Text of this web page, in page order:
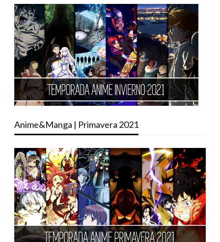
Anime&Manga | Primavera 2021